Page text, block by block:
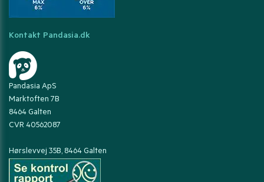
Kontakt Pandasia.dk
Pandasia ApS
Marktoften 7B
8464 Galten
CVR 40562087
Hørslevvej 35B, 8464 Galten